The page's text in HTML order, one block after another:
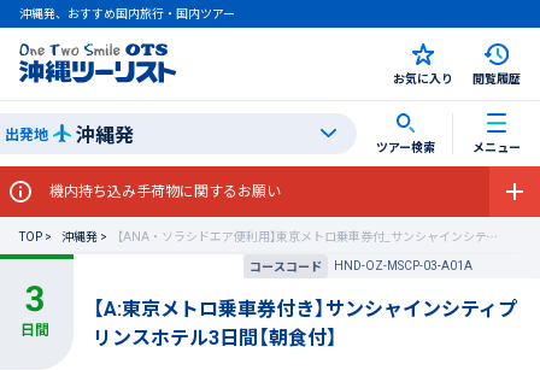
沖縄発、おすすめ国内旅行・国内ツアー
お気に入り 閲覧履歴
出発地 沖縄発 ツアー検索 メニュー
機内持ち込み手荷物に関するお願い
TOP 沖縄発
【ANA・ソラシドエア便利用】東京メトロ乗車券付_サンシャインシティプリンスホテル
コースコード
HND-OZ-MSCP-03-A01A
【A:東京メトロ乗車券付き】サンシャインシティプ
リンスホテル3日間【朝食付】